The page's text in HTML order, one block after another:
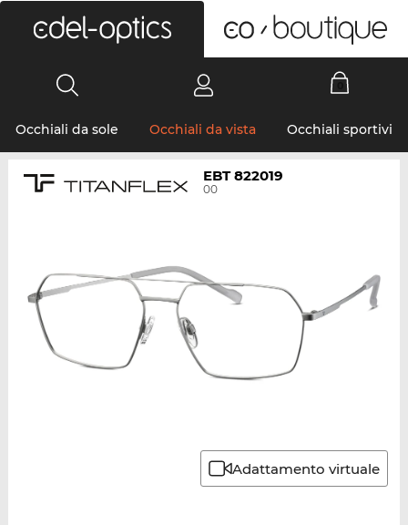
Occhiali da sole Occhiali da vista Occhiali sportivi
EBT 822019
00
Adattamento virtuale